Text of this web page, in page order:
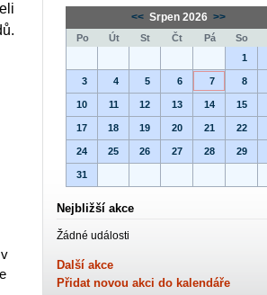
<< Srpen 2026 >>
Po Út St Čt Pá So
1
3 4 5 6 7 8
10 11 12 13 14 15
17 18 19 20 21 22
24 25 26 27 28 29
31
Nejbližší akce
Žádné události
Další akce
Přidat novou akci do kalendáře